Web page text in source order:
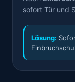
sofort Tür und
Lösung: